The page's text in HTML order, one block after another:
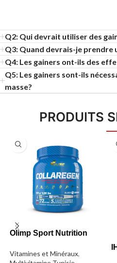
Q2: Qui devrait utiliser des
Q3: Quand devrais-je prendre
Q4: Les gainers ont-ils des
Q5: Les gainers sont-ils
masse?
PRODUITS
Olimp Sport Nutrition
Vitamines et Minéraux,